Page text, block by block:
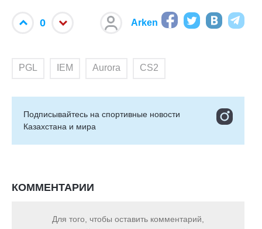
0 Arken
PGL IEM Aurora CS2
Подписывайтесь на cпортивные новости
Казахстана и мира
КОММЕНТАРИИ
Для того, чтобы оставить комментарий,